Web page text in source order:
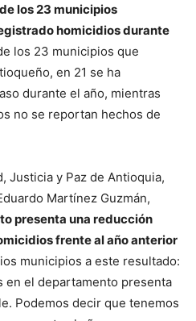
los 23 municipios
homicidios durante
los 23 municipios que
en 21 se ha
durante el año, mientras
no se reportan hechos de
Justicia y Paz de Antioquia,
Martínez Guzmán,
presenta una reducción
frente al año anterior
municipios a este resultado:
en el departamento presenta
Podemos decir que tenemos